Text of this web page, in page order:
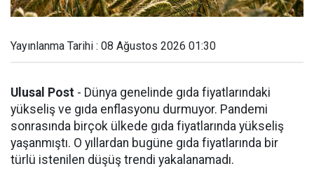
Yayınlanma Tarihi : 08 Ağustos 2026 01:30
Ulusal Post - Dünya genelinde gıda fiyatlarındaki
yükseliş ve gıda enflasyonu durmuyor. Pandemi
sonrasında birçok ülkede gıda fiyatlarında yükseliş
yaşanmıştı. O yıllardan bugüne gıda fiyatlarında bir
türlü istenilen düşüş trendi yakalanamadı.